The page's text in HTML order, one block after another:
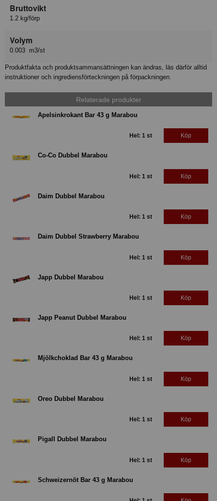
Bruttovikt
1.2 kg/förp
Volym
0.003 m3/st
Produktfakta och produktsammansättningen kan ändras, läs därför alltid
instruktioner och ingrediensförteckningen på förpackningen.
Relaterade produkter
Apelsinkrokant Bar 43 g Marabou
Hel: 1 st Köp
Co-Co Dubbel Marabou
Hel: 1 st Köp
Daim Dubbel Marabou
Hel: 1 st Köp
Daim Dubbel Strawberry Marabou
Hel: 1 st Köp
Japp Dubbel Marabou
Hel: 1 st Köp
Japp Peanut Dubbel Marabou
Hel: 1 st Köp
Mjölkchoklad Bar 43 g Marabou
Hel: 1 st Köp
Oreo Dubbel Marabou
Hel: 1 st Köp
Pigall Dubbel Marabou
Hel: 1 st Köp
Schweizernöt Bar 43 g Marabou